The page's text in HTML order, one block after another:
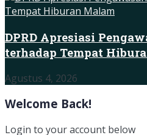
DPRD Apresiasi
terhadap Tempat
Agustus 4, 2026
Welcome Back!
Login to your account below